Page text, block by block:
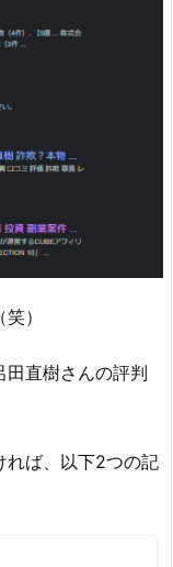
）
田直樹さんの評判
れば、以下2つの記